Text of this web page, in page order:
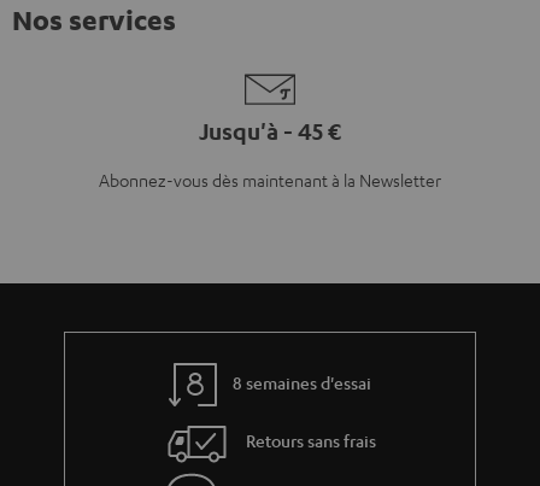
Nos services
Jusqu'à - 45 €
Abonnez-vous dès maintenant à la Newsletter
8 semaines d'essai
Retours sans frais